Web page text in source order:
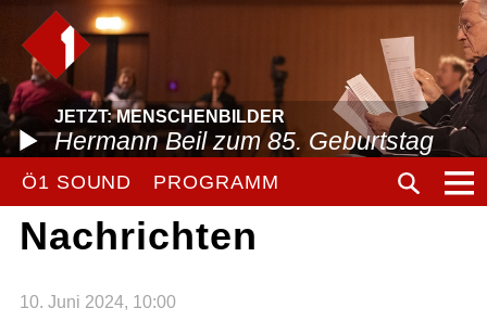
JETZT: MENSCHENBILDER
Hermann Beil zum 85. Geburtstag
Ö1 SOUND PROGRAMM
Nachrichten
10. Juni 2024, 10:00